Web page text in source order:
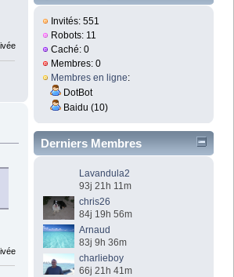
Invités: 551
Robots: 11
Caché: 0
Membres: 0
Membres en ligne:
DotBot
Baidu (10)
Derniers Membres
Lavandula2
93j 21h 11m
chris26
84j 19h 56m
Arnaud
83j 9h 36m
charlieboy
66j 21h 41m